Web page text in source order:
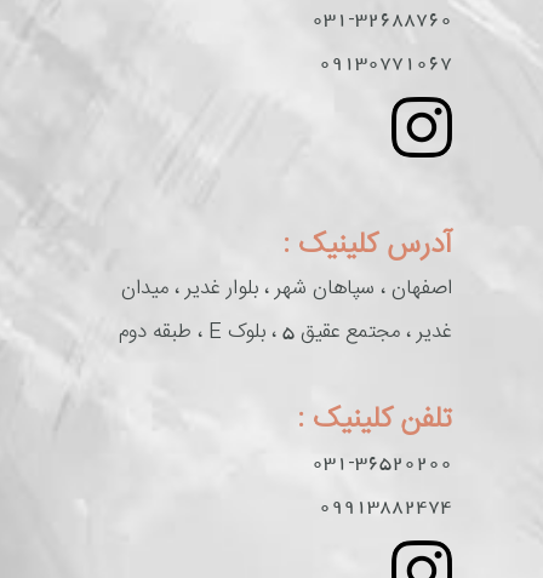
031-32688760
09130771067
آدرس کلینیک :
اصفهان ، سپاهان شهر ، بلوار غدیر ، میدان
غدیر ، مجتمع عقیق 5 ، بلوک E ، طبقه دوم
تلفن کلینیک :
031-36520200
09913882474